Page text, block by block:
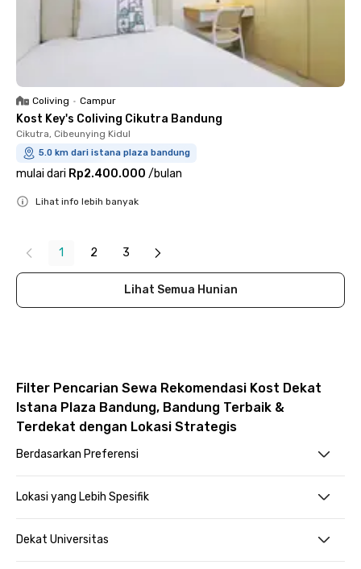
Coliving • Campur
Kost Key's Coliving Cikutra Bandung
Cikutra, Cibeunying Kidul
5.0 km dari istana plaza bandung
mulai dari Rp2.400.000 /bulan
Lihat info lebih banyak
1 2 3
Lihat Semua Hunian
Filter Pencarian Sewa Rekomendasi Kost Dekat
Istana Plaza Bandung, Bandung Terbaik &
Terdekat dengan Lokasi Strategis
Berdasarkan Preferensi
Lokasi yang Lebih Spesifik
Dekat Universitas